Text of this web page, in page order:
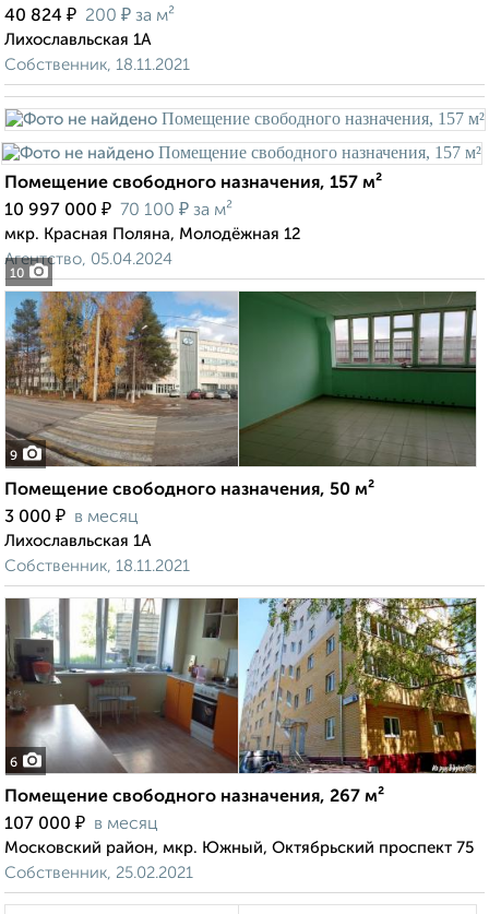
40 824 ₽ 200 ₽ за м²
Лихославльская 1А
Собственник, 18.11.2021
10
Помещение свободного назначения, 157 м²
10 997 000 ₽ 70 100 ₽ за м²
мкр. Красная Поляна, Молодёжная 12
Агентство, 05.04.2024
9
Помещение свободного назначения, 50 м²
3 000 ₽ в месяц
Лихославльская 1А
Собственник, 18.11.2021
6
Помещение свободного назначения, 267 м²
107 000 ₽ в месяц
Московский район, мкр. Южный, Октябрьский проспект 75
Собственник, 25.02.2021